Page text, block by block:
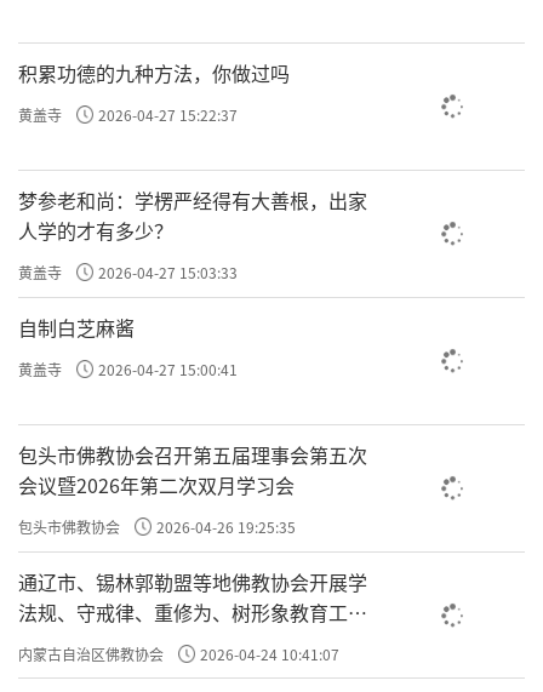
积累功德的九种方法，你做过吗
黄盖寺 2026-04-27 15:22:37
梦参老和尚：学楞严经得有大善根，出家
人学的才有多少？
黄盖寺 2026-04-27 15:03:33
自制白芝麻酱
黄盖寺 2026-04-27 15:00:41
包头市佛教协会召开第五届理事会第五次
会议暨2026年第二次双月学习会
包头市佛教协会 2026-04-26 19:25:35
通辽市、锡林郭勒盟等地佛教协会开展学
法规、守戒律、重修为、树形象教育工作
专题学习会
内蒙古自治区佛教协会 2026-04-24 10:41:07